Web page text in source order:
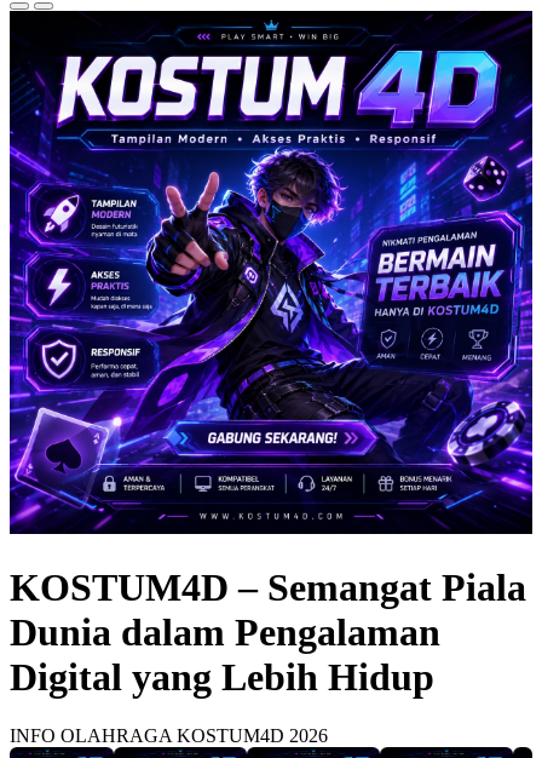
KOSTUM4D – Semangat Piala
Dunia dalam Pengalaman
Digital yang Lebih Hidup
INFO OLAHRAGA KOSTUM4D 2026